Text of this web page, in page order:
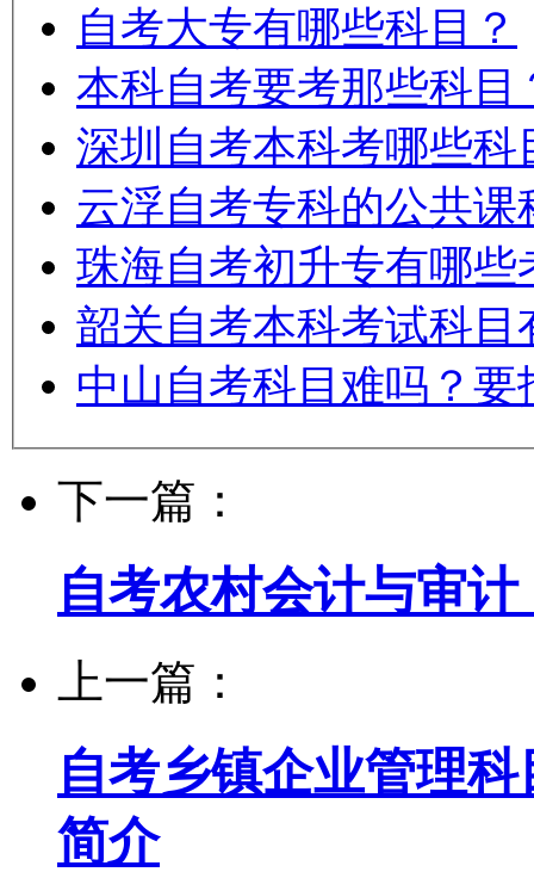
自考大专有哪些科目？
本科自考要考那些科目
深圳自考本科考哪些科
云浮自考专科的公共课
珠海自考初升专有哪些
韶关自考本科考试科目
中山自考科目难吗？
下一篇：
自考农村会计与审
上一篇：
自考乡镇企业管理
简介